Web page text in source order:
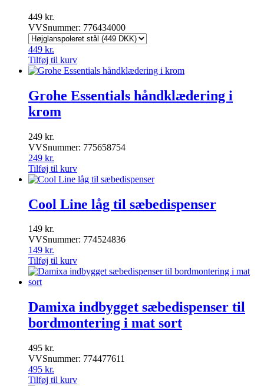
449 kr.
VVSnummer: 776434000
449 kr.
Tilføj til kurv
Grohe Essentials håndklædering i
krom
249 kr.
VVSnummer: 775658754
249 kr.
Tilføj til kurv
Cool Line låg til sæbedispenser
149 kr.
VVSnummer: 774524836
149 kr.
Tilføj til kurv
Damixa indbygget sæbedispenser til
bordmontering i mat sort
495 kr.
VVSnummer: 774477611
495 kr.
Tilføj til kurv